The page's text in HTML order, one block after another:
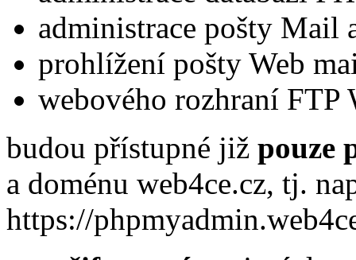
administrace pošty Mail
prohlížení pošty Web
webového rozhraní FTP
budou přístupné již pouze
a doménu web4ce.cz, tj.
https://